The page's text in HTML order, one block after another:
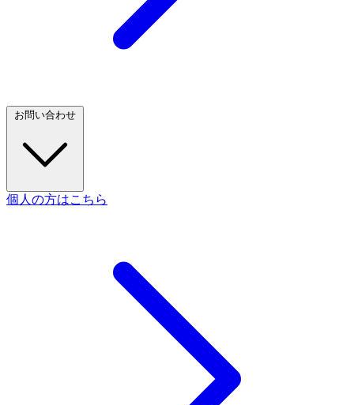
お問い合わせ
個人の方はこちら